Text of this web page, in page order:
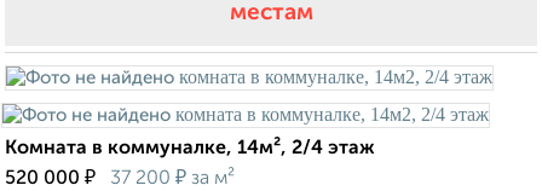
местам
Комната в коммуналке, 14м², 2/4 этаж
520 000 ₽ 37 200 ₽ за м²